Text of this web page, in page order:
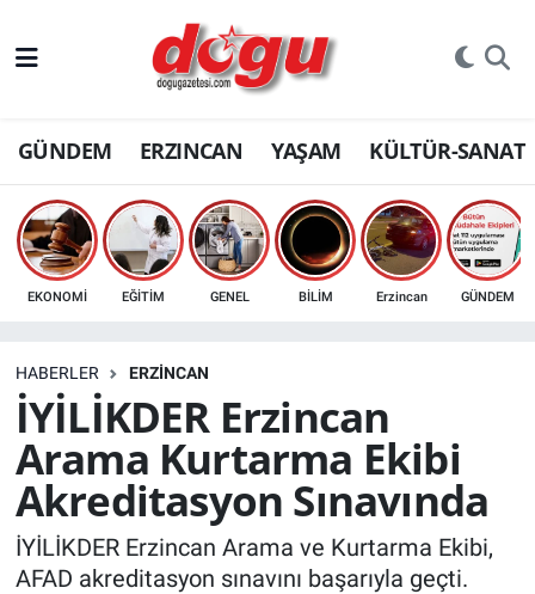
GÜNDEM ERZINCAN YAŞAM KÜLTÜR-SANAT
EKONOMİ EĞİTİM GENEL BİLİM Erzincan GÜNDEM
HABERLER ERZINCAN
İYİLİKDER Erzincan
Arama Kurtarma Ekibi
Akreditasyon Sınavında
İYİLİKDER Erzincan Arama ve Kurtarma Ekibi,
AFAD akreditasyon sınavını başarıyla geçti.
ERZINCAN
GÜNDEM
ERZİNCAN FOTOĞRAFLARI
SAĞLIK
EKONOMİ
Bilim, teknoloji
GENEL
KÜLTÜR-SANAT